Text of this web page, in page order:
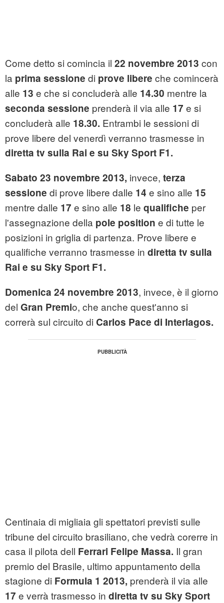
Come detto si comincia il 22 novembre 2013 con
la prima sessione di prove libere che comincerà
alle 13 e che si concluderà alle 14.30 mentre la
seconda sessione prenderà il via alle 17 e si
concluderà alle 18.30. Entrambi le sessioni di
prove libere del venerdì verranno trasmesse in
diretta tv sulla Rai e su Sky Sport F1.
Sabato 23 novembre 2013, invece, terza
sessione di prove libere dalle 14 e sino alle 15
mentre dalle 17 e sino alle 18 le qualifiche per
l'assegnazione della pole position e di tutte le
posizioni in griglia di partenza. Prove libere e
qualifiche verranno trasmesse in diretta tv sulla
Rai e su Sky Sport F1.
Domenica 24 novembre 2013, invece, è il giorno
del Gran Premio, che anche quest'anno si
correrà sul circuito di Carlos Pace di Interlagos.
Centinaia di migliaia gli spettatori previsti sulle
tribune del circuito brasiliano, che vedrà corerre in
casa il pilota dell Ferrari Felipe Massa. Il gran
premio del Brasile, ultimo appuntamento della
stagione di Formula 1 2013, prenderà il via alle
17 e verrà trasmesso in diretta tv su Sky Sport